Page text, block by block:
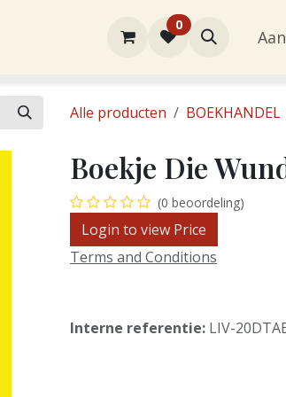
Contact
0
Alle producten BOEKHANDEL
Boekje Die
(0 beoordeling)
Login to view Price
Terms and Conditions
Interne referentie: LIV-